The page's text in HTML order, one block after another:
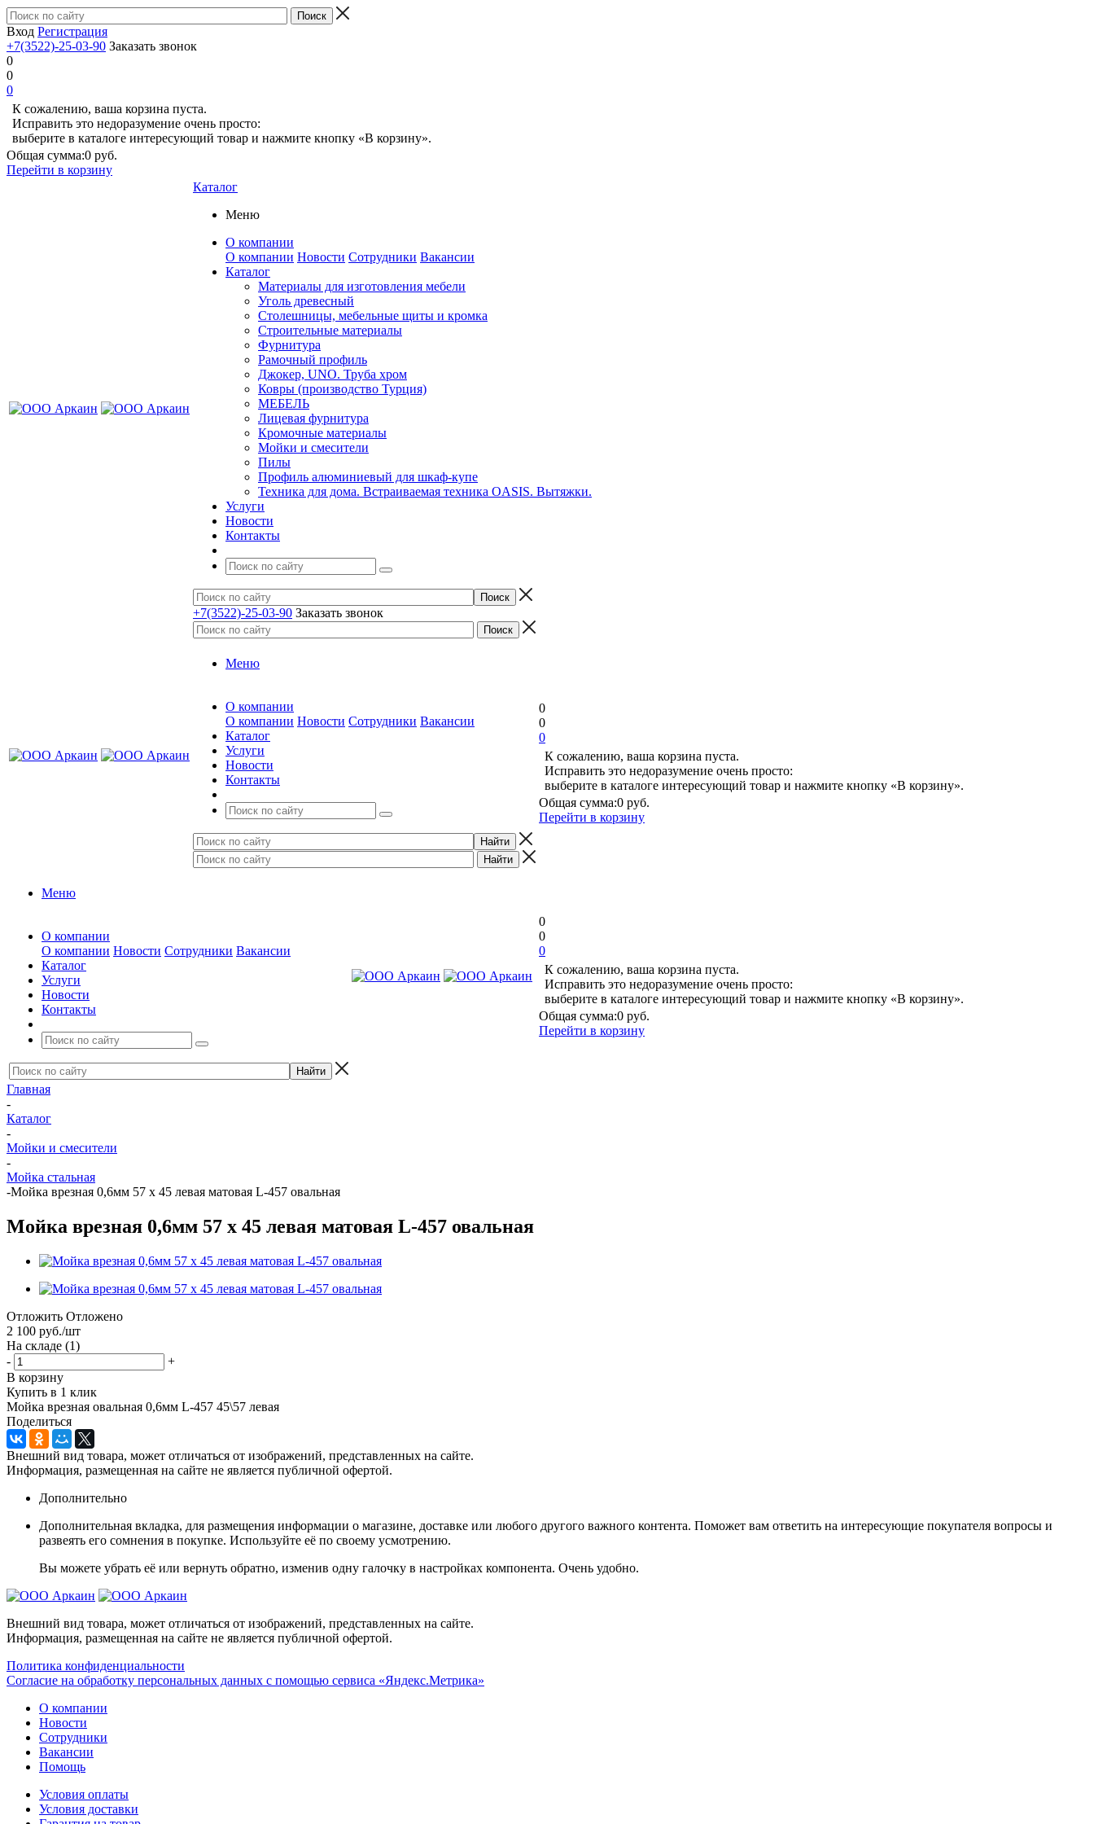
Вход Регистрация
+7(3522)-25-03-90 Заказать звонок
0
0
0
К сожалению, ваша корзина пуста.
Исправить это недоразумение очень просто:
выберите в каталоге интересующий товар и нажмите кнопку «В корзину».
Общая сумма:0 руб.
Перейти в корзину
Каталог
Меню
О компании
О компании Новости Сотрудники Вакансии
Каталог
Материалы для изготовления мебели
Уголь древесный
Столешницы, мебельные щиты и кромка
Строительные материалы
Фурнитура
Рамочный профиль
Джокер, UNO. Труба хром
Ковры (производство Турция)
МЕБЕЛЬ
Лицевая фурнитура
Кромочные материалы
Мойки и смесители
Пилы
Профиль алюминиевый для шкаф-купе
Техника для дома. Встраиваемая техника OASIS. Вытяжки.
Услуги
Новости
Контакты
+7(3522)-25-03-90 Заказать звонок
Меню
О компании
О компании Новости Сотрудники Вакансии
Каталог
Услуги
Новости
Контакты
0
0
0
К сожалению, ваша корзина пуста.
Исправить это недоразумение очень просто:
выберите в каталоге интересующий товар и нажмите кнопку «В корзину».
Общая сумма:0 руб.
Перейти в корзину
Меню
О компании
О компании Новости Сотрудники Вакансии
Каталог
Услуги
Новости
Контакты
0
0
0
К сожалению, ваша корзина пуста.
Исправить это недоразумение очень просто:
выберите в каталоге интересующий товар и нажмите кнопку «В корзину».
Общая сумма:0 руб.
Перейти в корзину
Главная
-
Каталог
-
Мойки и смесители
-
Мойка стальная
-Мойка врезная 0,6мм 57 х 45 левая матовая L-457 овальная
Мойка врезная 0,6мм 57 х 45 левая матовая L-457 овальная
Отложить Отложено
2 100 руб./шт
На складе (1)
-
+
В корзину
Купить в 1 клик
Мойка врезная овальная 0,6мм L-457 45\57 левая
Поделиться
Внешний вид товара, может отличаться от изображений, представленных на сайте.
Информация, размещенная на сайте не является публичной офертой.
Дополнительно
Дополнительная вкладка, для размещения информации о магазине, доставке или любого другого важного контента. Поможет вам ответить на интересующие покупателя вопросы и
развеять его сомнения в покупке. Используйте её по своему усмотрению.
Вы можете убрать её или вернуть обратно, изменив одну галочку в настройках компонента. Очень удобно.
Внешний вид товара, может отличаться от изображений, представленных на сайте.
Информация, размещенная на сайте не является публичной офертой.
Политика конфиденциальности
Согласие на обработку персональных данных с помощью сервиса «Яндекс.Метрика»
О компании
Новости
Сотрудники
Вакансии
Помощь
Условия оплаты
Условия доставки